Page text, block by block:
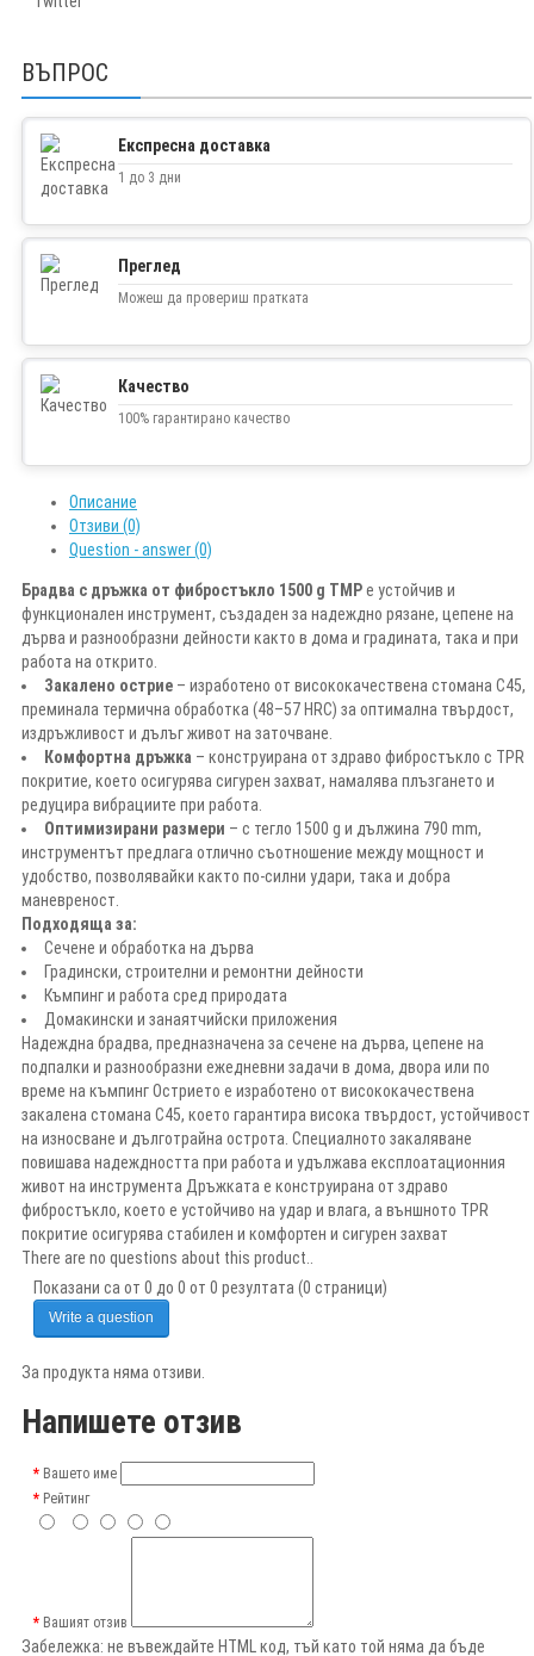
ВЪПРОС
Експресна доставка
1 до 3 дни
Преглед
Можеш да провериш пратката
Качество
100% гарантирано качество
Описание
Отзиви (0)
Question - answer (0)
Брадва с дръжка от фибростъкло 1500 g TMPе устойчив и
функционален инструмент, създаден за надеждно рязане, цепене на
дърва и разнообразни дейности както в дома и градината, така и при
работа на открито.
Закалено острие – изработено от висококачествена стомана C45,
преминала термична обработка (48–57 HRC) за оптимална твърдост,
издръжливост и дълъг живот на заточване.
Комфортна дръжка – конструирана от здраво фибростъкло с TPR
покритие, което осигурява сигурен захват, намалява плъзгането и
редуцира вибрациите при работа.
Оптимизирани размери – с тегло 1500 g и дължина 790 mm,
инструментът предлага отлично съотношение между мощност и
удобство, позволявайки както по-силни удари, така и добра
маневреност.
Подходяща за:
Сечене и обработка на дърва
Градински, строителни и ремонтни дейности
Къмпинг и работа сред природата
Домакински и занаятчийски приложения
Надеждна брадва, предназначена за сечене на дърва, цепене на
подпалки и разнообразни ежедневни задачи в дома, двора или по
време на къмпинг Острието е изработено от висококачествена
закалена стомана C45, което гарантира висока твърдост, устойчивост
на износване и дълготрайна острота. Специалното закаляване
повишава надеждността при работа и удължава експлоатационния
живот на инструмента Дръжката е конструирана от здраво
фибростъкло, което е устойчиво на удар и влага, а външното TPR
покритие осигурява стабилен и комфортен и сигурен захват
There are no questions about this product..
Показани са от 0 до 0 от 0 резултата (0 страници)
Write a question
За продукта няма отзиви.
Напишете отзив
Вашето име
Рейтинг
Вашият отзив
Забележка: не въвеждайте HTML код, тъй като той няма да бъде